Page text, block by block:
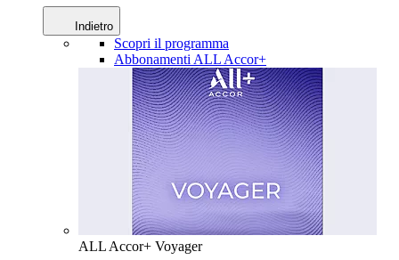
Indietro
Scopri il programma
Abbonamenti ALL Accor+
ALL Accor+ Voyager